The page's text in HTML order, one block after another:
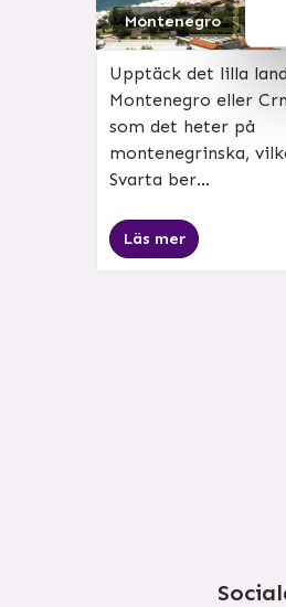
Montenegro
Upptäck det lilla
Montenegro eller
som det heter på
montenegrinska,
Svarta ber...
Läs mer